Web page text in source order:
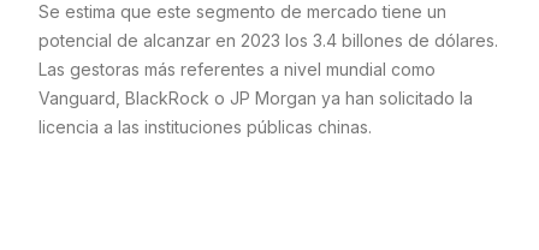
Se estima que este segmento de mercado tiene un
potencial de alcanzar en 2023 los 3.4 billones de dólares.
Las gestoras más referentes a nivel mundial como
Vanguard, BlackRock o JP Morgan ya han solicitado la
licencia a las instituciones públicas chinas.